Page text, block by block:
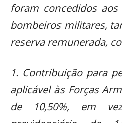
foram concedidos
bombeiros militares,
reserva remunerada,
1. Contribuição para
aplicável às Forças
de 10,50%, em